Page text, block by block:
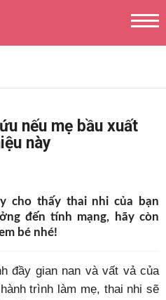
nếu mẹ bầu xuất
này
cho thấy thai nhi của bạn
đến tính mạng, hãy còn
bé nhé!
đầy gian nan và vất vả của
trình làm mẹ, thai nhi sẽ